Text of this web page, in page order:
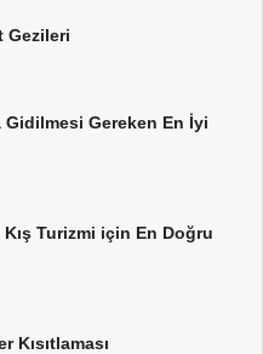
Gezileri
Gereken En İyi
Turizmi için En Doğru
Kısıtlaması